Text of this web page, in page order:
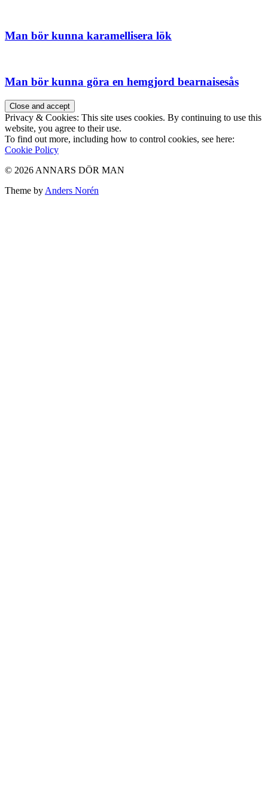
Man bör kunna karamellisera lök
Man bör kunna göra en hemgjord bearnaisesås
Privacy & Cookies: This site uses cookies. By continuing to use this
website, you agree to their use.
To find out more, including how to control cookies, see here:
Cookie Policy
© 2026 ANNARS DÖR MAN
Theme by Anders Norén